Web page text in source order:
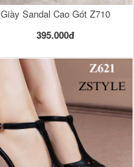
Giày Sandal Cao Gót Z710
395.000đ